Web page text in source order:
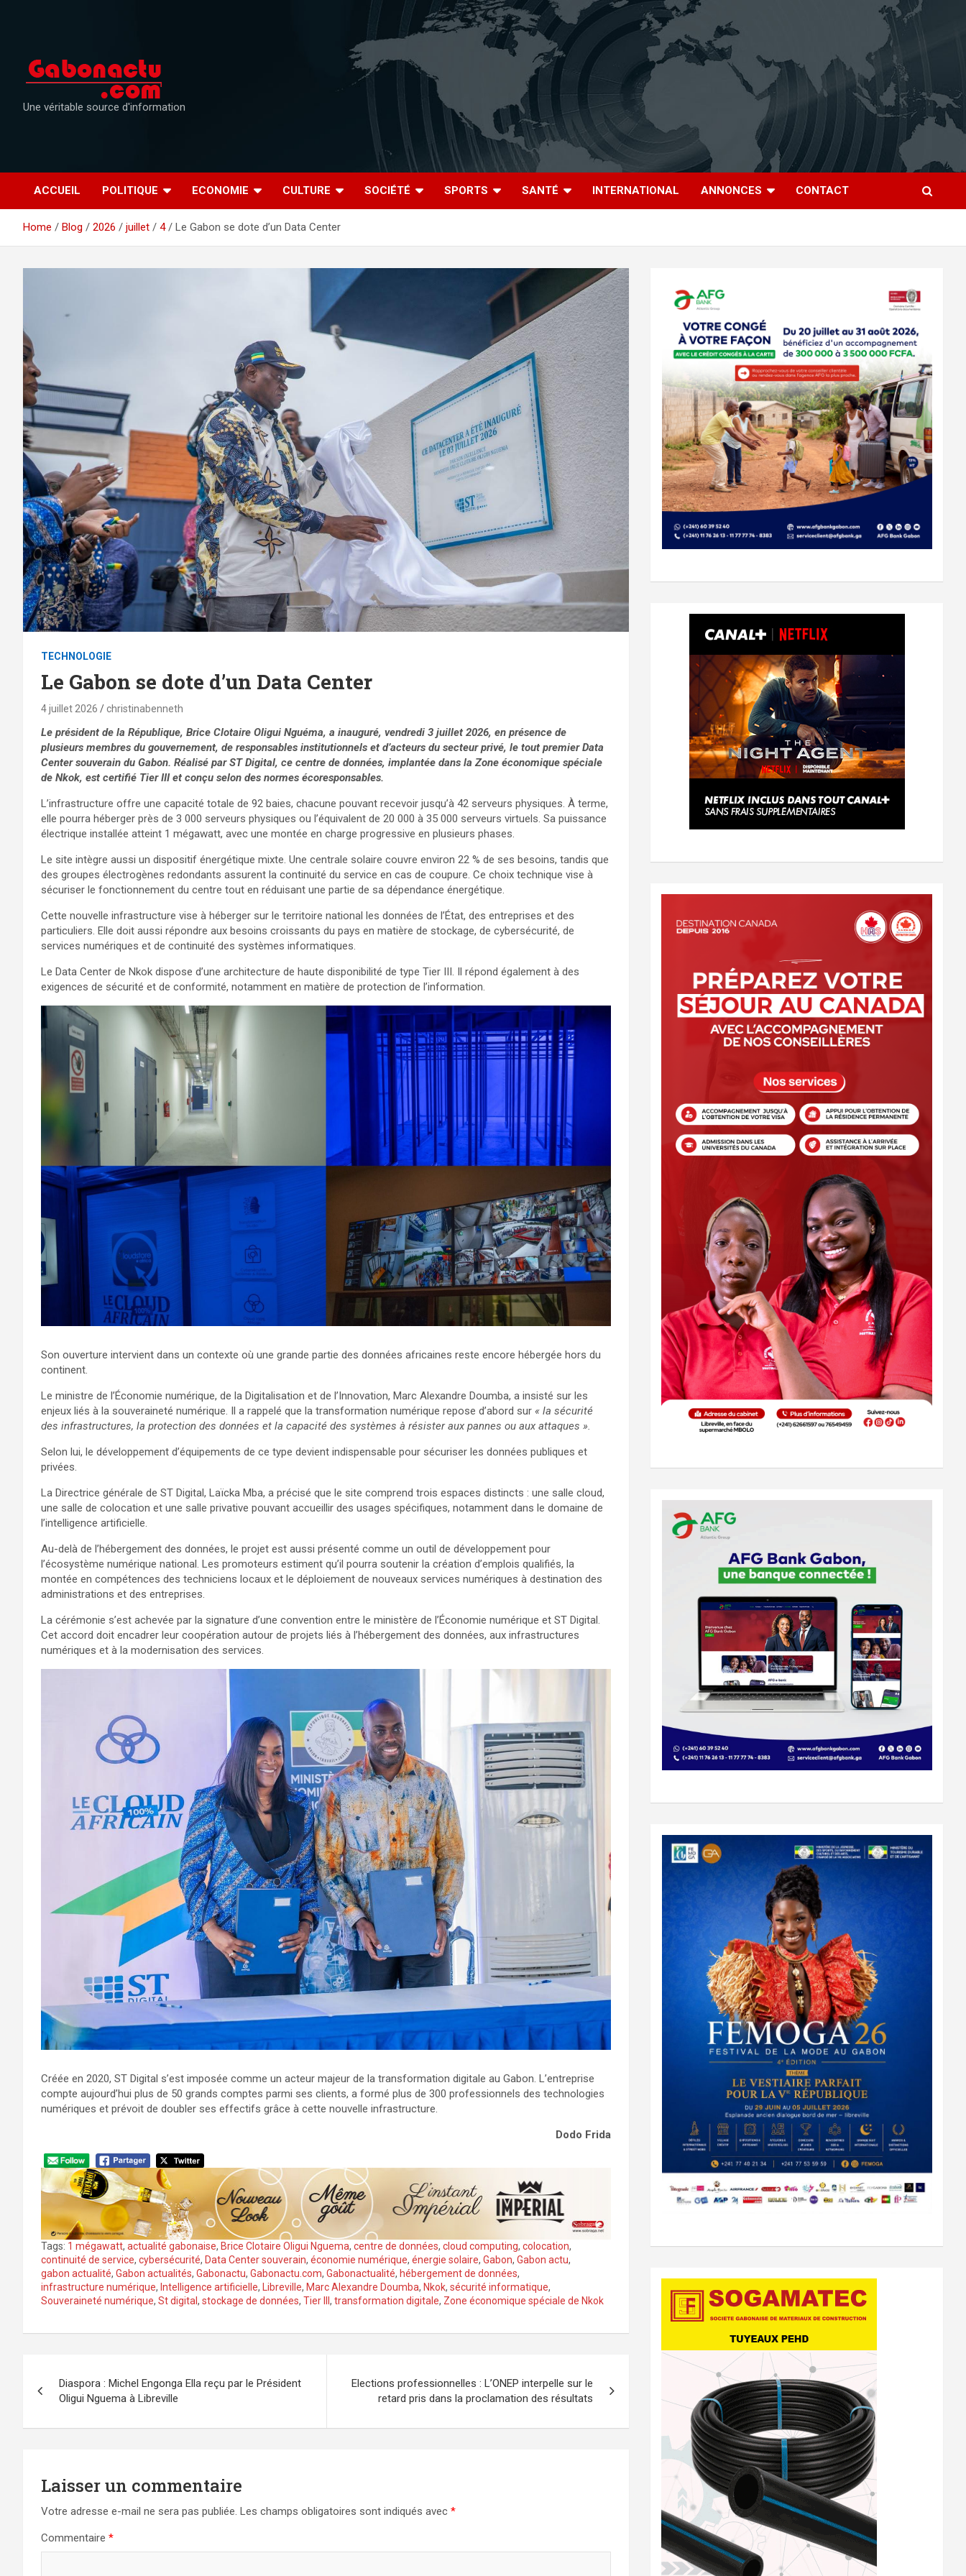
Une véritable source d'information
ACCUEIL POLITIQUE ECONOMIE CULTURE SOCIÉTÉ SPORTS SANTÉ INTERNATIONAL ANNONCES CONTACT
Home Blog 2026 juillet 4 Le Gabon se dote d’un Data Center
TECHNOLOGIE
Le Gabon se dote d’un Data Center
4 juillet 2026 christinabenneth
Le président de la République, Brice Clotaire Oligui Nguéma, a inauguré, vendredi 3 juillet 2026, en présence de
plusieurs membres du gouvernement, de responsables institutionnels et d’acteurs du secteur privé, le tout premier Data
Center souverain du Gabon. Réalisé par ST Digital, ce centre de données, implantée dans la Zone économique spéciale
de Nkok, est certifié Tier III et conçu selon des normes écoresponsables.
L’infrastructure offre une capacité totale de 92 baies, chacune pouvant recevoir jusqu’à 42 serveurs physiques. À terme,
elle pourra héberger près de 3 000 serveurs physiques ou l’équivalent de 20 000 à 35 000 serveurs virtuels. Sa puissance
électrique installée atteint 1 mégawatt, avec une montée en charge progressive en plusieurs phases.
Le site intègre aussi un dispositif énergétique mixte. Une centrale solaire couvre environ 22 % de ses besoins, tandis que
des groupes électrogènes redondants assurent la continuité du service en cas de coupure. Ce choix technique vise à
sécuriser le fonctionnement du centre tout en réduisant une partie de sa dépendance énergétique.
Cette nouvelle infrastructure vise à héberger sur le territoire national les données de l’État, des entreprises et des
particuliers. Elle doit aussi répondre aux besoins croissants du pays en matière de stockage, de cybersécurité, de
services numériques et de continuité des systèmes informatiques.
Le Data Center de Nkok dispose d’une architecture de haute disponibilité de type Tier III. Il répond également à des
exigences de sécurité et de conformité, notamment en matière de protection de l’information.
Son ouverture intervient dans un contexte où une grande partie des données africaines reste encore hébergée hors du
continent.
Le ministre de l’Économie numérique, de la Digitalisation et de l’Innovation, Marc Alexandre Doumba, a insisté sur les
enjeux liés à la souveraineté numérique. Il a rappelé que la transformation numérique repose d’abord sur « la sécurité
des infrastructures, la protection des données et la capacité des systèmes à résister aux pannes ou aux attaques ».
Selon lui, le développement d’équipements de ce type devient indispensable pour sécuriser les données publiques et
privées.
La Directrice générale de ST Digital, Laïcka Mba, a précisé que le site comprend trois espaces distincts : une salle cloud,
une salle de colocation et une salle privative pouvant accueillir des usages spécifiques, notamment dans le domaine de
l’intelligence artificielle.
Au-delà de l’hébergement des données, le projet est aussi présenté comme un outil de développement pour
l’écosystème numérique national. Les promoteurs estiment qu’il pourra soutenir la création d’emplois qualifiés, la
montée en compétences des techniciens locaux et le déploiement de nouveaux services numériques à destination des
administrations et des entreprises.
La cérémonie s’est achevée par la signature d’une convention entre le ministère de l’Économie numérique et ST Digital.
Cet accord doit encadrer leur coopération autour de projets liés à l’hébergement des données, aux infrastructures
numériques et à la modernisation des services.
Créée en 2020, ST Digital s’est imposée comme un acteur majeur de la transformation digitale au Gabon. L’entreprise
compte aujourd’hui plus de 50 grands comptes parmi ses clients, a formé plus de 300 professionnels des technologies
numériques et prévoit de doubler ses effectifs grâce à cette nouvelle infrastructure.
Dodo Frida
Tags: 1 mégawatt, actualité gabonaise, Brice Clotaire Oligui Nguema, centre de données, cloud computing, colocation,
continuité de service, cybersécurité, Data Center souverain, économie numérique, énergie solaire, Gabon, Gabon actu,
gabon actualité, Gabon actualités, Gabonactu, Gabonactu.com, Gabonactualité, hébergement de données,
infrastructure numérique, Intelligence artificielle, Libreville, Marc Alexandre Doumba, Nkok, sécurité informatique,
Souveraineté numérique, St digital, stockage de données, Tier III, transformation digitale, Zone économique spéciale de Nkok
de
l’article
Diaspora : Michel Engonga Ella reçu par le Président
Oligui Nguema à Libreville
Elections professionnelles : L’ONEP interpelle sur le
retard pris dans la proclamation des résultats
Laisser un commentaire
Votre adresse e-mail ne sera pas publiée. Les champs obligatoires sont indiqués avec *
Commentaire *